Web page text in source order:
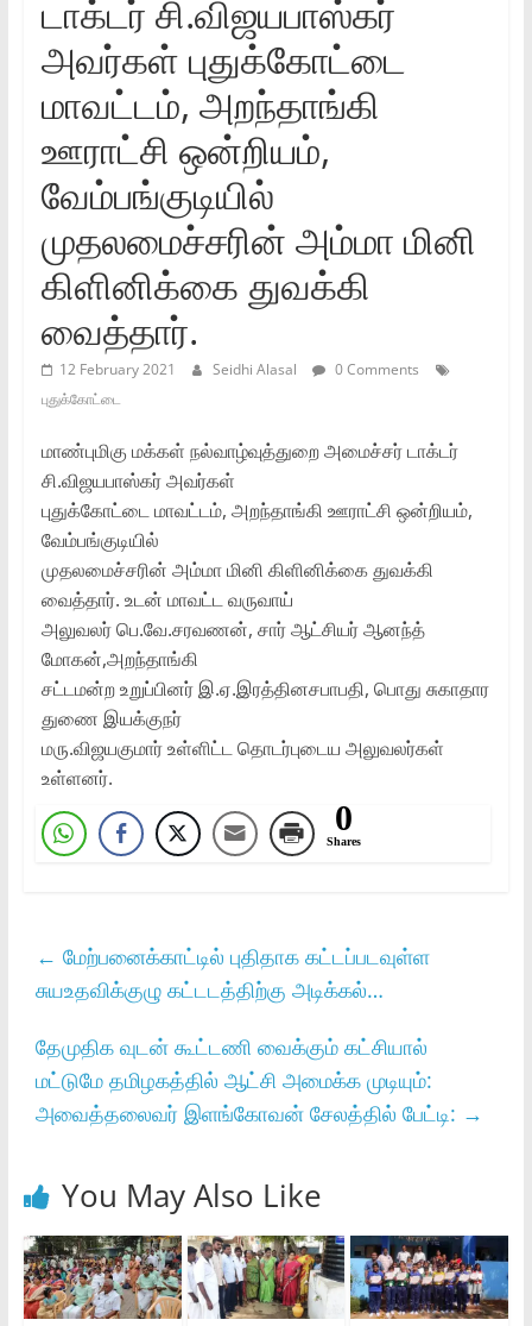
டாக்டர்‌ சி.விஜயபாஸ்கர்‌
அவர்கள்‌ புதுக்கோட்டை
மாவட்டம்‌, அறந்தாங்கி
ஊராட்சி ஒன்றியம்‌,
வேம்பங்குடியில்‌
முதலமைச்சரின்‌ அம்மா மினி
கிளினிக்கை துவக்கி
வைத்தார்‌.
12 February 2021 Seidhi Alasal
0 Comments
புதுக்கோட்டை
மாண்புமிகு மக்கள்‌ நல்வாழ்வுத்துறை அமைச்சர்‌ டாக்டர்‌
சி.விஜயபாஸ்கர்‌ அவர்கள்‌
புதுக்கோட்டை மாவட்டம்‌, அறந்தாங்கி ஊராட்சி ஒன்றியம்‌,
வேம்பங்குடியில்‌
முதலமைச்சரின்‌ அம்மா மினி கிளினிக்கை துவக்கி
வைத்தார்‌. உடன்‌ மாவட்ட வருவாய்‌
அலுவலர்‌ பெ.வே.சரவணன்‌, சார்‌ ஆட்சியர்‌ ஆனந்த்‌
மோகன்‌,அறந்தாங்கி
சட்டமன்ற உறுப்பினர்‌ இ.ஏ.இரத்தினசபாபதி, பொது சுகாதார
துணை இயக்குநர்‌
மரு.விஜயகுமார்‌ உள்ளிட்ட தொடர்புடைய அலுவலர்கள்‌
உள்ளனர்‌.
0
Shares
← மேற்பனைக்காட்டில்‌ புதிதாக கட்டப்படவுள்ள
சுயஉதவிக்குழு கட்டடத்திற்கு அடிக்கல்‌…
தேமுதிக வுடன் கூட்டணி வைக்கும் கட்சியால்
மட்டுமே தமிழகத்தில் ஆட்சி அமைக்க முடியும்:
அவைத்தலைவர் இளங்கோவன் சேலத்தில் பேட்டி: →
You May Also Like